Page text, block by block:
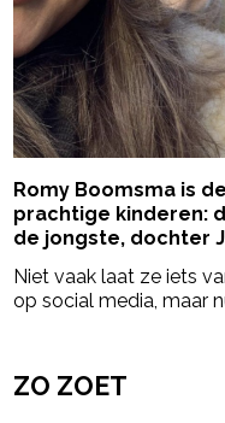
Romy Boomsma is
prachtige kinderen:
de jongste, dochter
Niet vaak laat ze iets
op social media, maar
ZO ZOET